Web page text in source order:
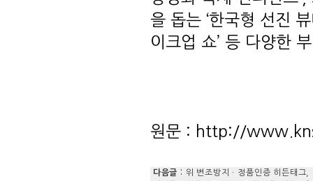
다음글 : 위 변조방지ㆍ정품인증 히든태그